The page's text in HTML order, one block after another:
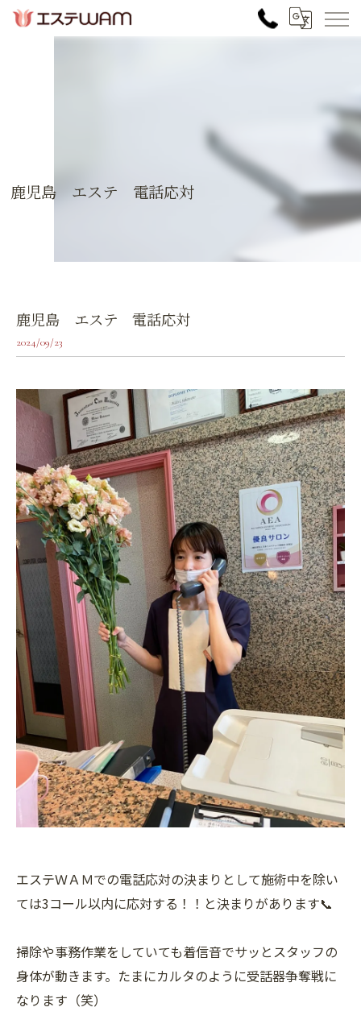
鹿児島 エステ 電話応対
鹿児島 エステ 電話応対
2024/09/23
エステＷＡＭでの電話応対の決まりとして施術中を除い
ては3コール以内に応対する！！と決まりがあります📞
掃除や事務作業をしていても着信音でサッとスタッフの
身体が動きます。たまにカルタのように受話器争奪戦に
なります（笑）